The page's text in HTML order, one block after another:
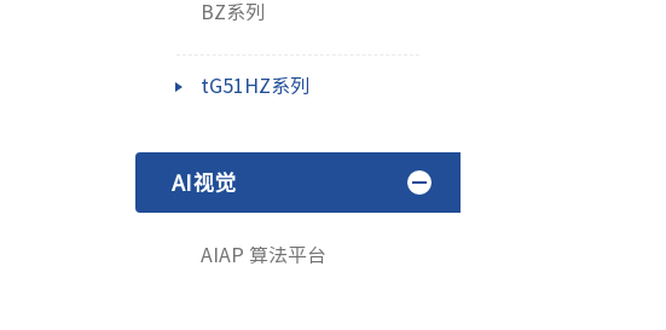
BZ系列
tG51HZ系列
AI视觉
AIAP 算法平台